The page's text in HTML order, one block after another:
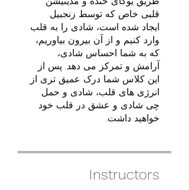
قلبی خاص که توسط زنجبیل
ایجاد شده است، شادی را به قلب
وارد کنیم و از آن بیرون بیاوریم،
که به شما احساس شادی،
آرامش و تمرکز می دهد. پس از
این کلاس شما درک عمیق تری از
انرژی های قلب، شادی و حمل
چی شادی و عشق در قلب خود
خواهید داشت.
Instructors